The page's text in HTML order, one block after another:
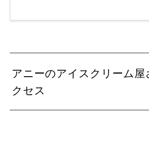
アニーのアイスクリーム屋
クセス